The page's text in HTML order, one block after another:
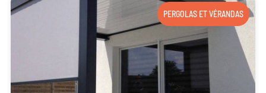
PERGOLAS ET VÉRANDAS